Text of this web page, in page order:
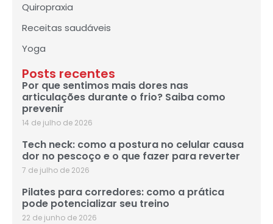
Quiropraxia
Receitas saudáveis
Yoga
Posts recentes
Por que sentimos mais dores nas
articulações durante o frio? Saiba como
prevenir
14 de julho de 2026
Tech neck: como a postura no celular causa
dor no pescoço e o que fazer para reverter
7 de julho de 2026
Pilates para corredores: como a prática
pode potencializar seu treino
22 de junho de 2026